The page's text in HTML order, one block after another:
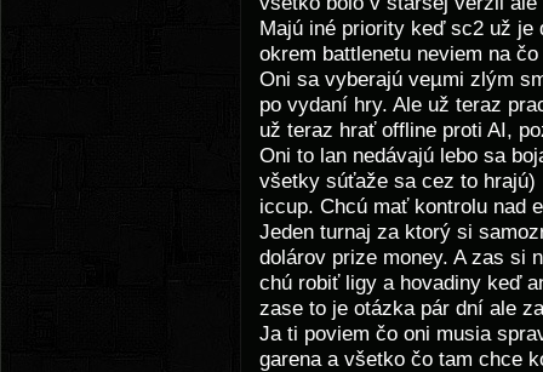
Majú iné priority keď sc2 už je
okrem battlenetu neviem na
Oni sa vyberajú veµmi zlým
po vydaní hry. Ale už teraz
už teraz hrať offline proti AI,
Oni to lan nedávajú lebo sa
všetky súťaže sa cez to hrajú)
iccup. Chcú mať kontrolu nad
Jeden turnaj za ktorý si
dolárov prize money. A zas si
chú robiť ligy a hovadiny keď
zase to je otázka pár dní ale
Ja ti poviem čo oni musia
garena a všetko čo tam chce